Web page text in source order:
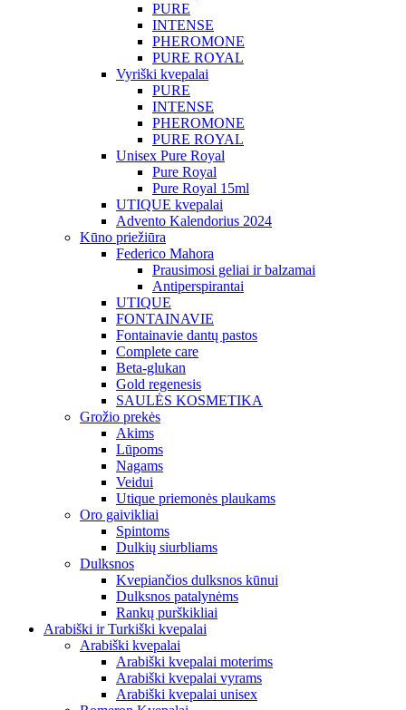
PURE
INTENSE
PHEROMONE
PURE ROYAL
Vyriški kvepalai
PURE
INTENSE
PHEROMONE
PURE ROYAL
Unisex Pure Royal
Pure Royal
Pure Royal 15ml
UTIQUE kvepalai
Advento Kalendorius 2024
Kūno priežiūra
Federico Mahora
Prausimosi geliai ir balzamai
Antiperspirantai
UTIQUE
FONTAINAVIE
Fontainavie dantų pastos
Complete care
Beta-glukan
Gold regenesis
SAULĖS KOSMETIKA
Grožio prekės
Akims
Lūpoms
Nagams
Veidui
Utique priemonės plaukams
Oro gaivikliai
Spintoms
Dulkių siurbliams
Dulksnos
Kvepiančios dulksnos kūnui
Dulksnos patalynėms
Rankų purškikliai
Arabiški ir Turkiški kvepalai
Arabiški kvepalai
Arabiški kvepalai moterims
Arabiški kvepalai vyrams
Arabiški kvepalai unisex